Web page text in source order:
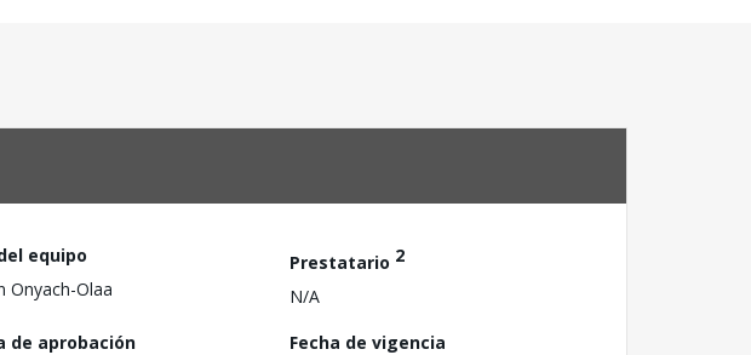
equipo
Onyach-Olaa
Prestatario 2
N/A
de aprobación
Fecha de vigencia